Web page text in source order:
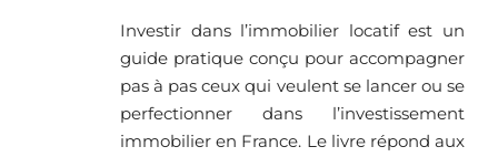
Investir dans l’immobilier locatif est un
guide pratique conçu pour accompagner
pas à pas ceux qui veulent se lancer ou se
perfectionner dans l’investissement
immobilier en France. Le livre répond aux